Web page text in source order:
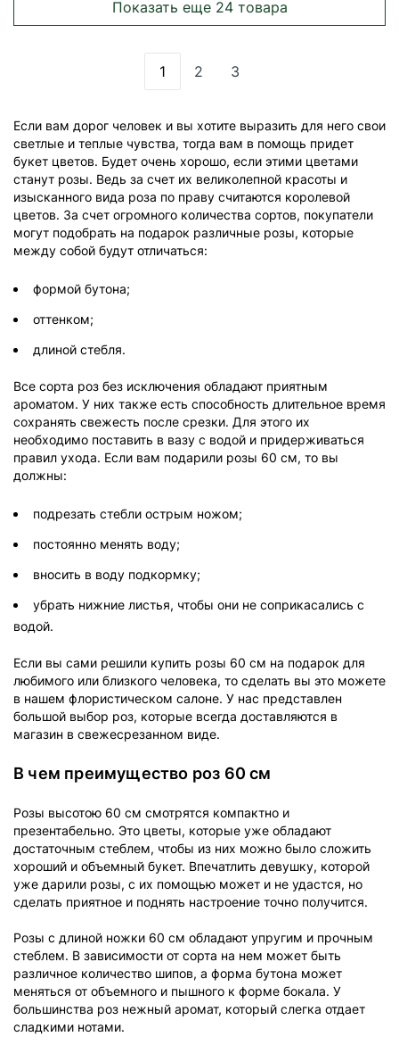
Показать еще 24 товара
Вы сейчас читаете страницу
1 Страница
2 Страница
3
Если вам дорог человек и вы хотите выразить для него свои
светлые и теплые чувства, тогда вам в помощь придет
букет цветов. Будет очень хорошо, если этими цветами
станут розы. Ведь за счет их великолепной красоты и
изысканного вида роза по праву считаются королевой
цветов. За счет огромного количества сортов, покупатели
могут подобрать на подарок различные розы, которые
между собой будут отличаться:
формой бутона;
оттенком;
длиной стебля.
Все сорта роз без исключения обладают приятным
ароматом. У них также есть способность длительное время
сохранять свежесть после срезки. Для этого их
необходимо поставить в вазу с водой и придерживаться
правил ухода. Если вам подарили розы 60 см, то вы
должны:
подрезать стебли острым ножом;
постоянно менять воду;
вносить в воду подкормку;
убрать нижние листья, чтобы они не соприкасались с
водой.
Если вы сами решили купить розы 60 см на подарок для
любимого или близкого человека, то сделать вы это можете
в нашем флористическом салоне. У нас представлен
большой выбор роз, которые всегда доставляются в
магазин в свежесрезанном виде.
В чем преимущество роз 60 см
Розы высотою 60 см смотрятся компактно и
презентабельно. Это цветы, которые уже обладают
достаточным стеблем, чтобы из них можно было сложить
хороший и объемный букет. Впечатлить девушку, которой
уже дарили розы, с их помощью может и не удастся, но
сделать приятное и поднять настроение точно получится.
Розы с длиной ножки 60 см обладают упругим и прочным
стеблем. В зависимости от сорта на нем может быть
различное количество шипов, а форма бутона может
меняться от объемного и пышного к форме бокала. У
большинства роз нежный аромат, который слегка отдает
сладкими нотами.